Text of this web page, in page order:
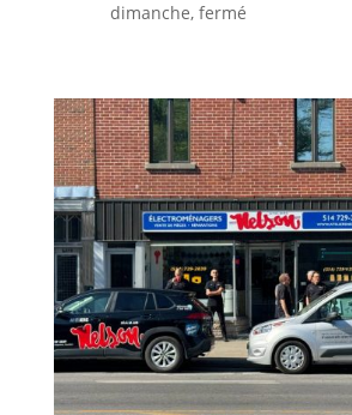
dimanche, fermé